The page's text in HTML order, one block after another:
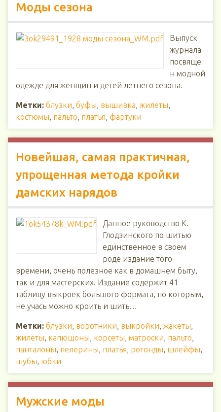
Моды сезона
Выпуск
журнала
посвяще
н модной
одежде для женщин и детей летнего сезона.
Метки: блузки, буфы, вышивка, жилеты,
костюмы, пальто, платья, фартуки
Новейшая, самая практичная,
упрощенная метода кройки
дамских нарядов
Данное руководство К.
Глодзинского по шитью
единственное в своем
роде издание того
времени, очень полезное как в домашнем быту,
так и для мастерских. Издание содержит 41
таблицу выкроек большого формата, по которым,
не учась можно кроить и шить…
Метки: блузки, воротники, выкройки, жакеты,
жилеты, капюшоны, корсеты, матроски, пальто,
панталоны, пелерины, платья, ротонды, шлейфы,
шубы, юбки
Мужские моды